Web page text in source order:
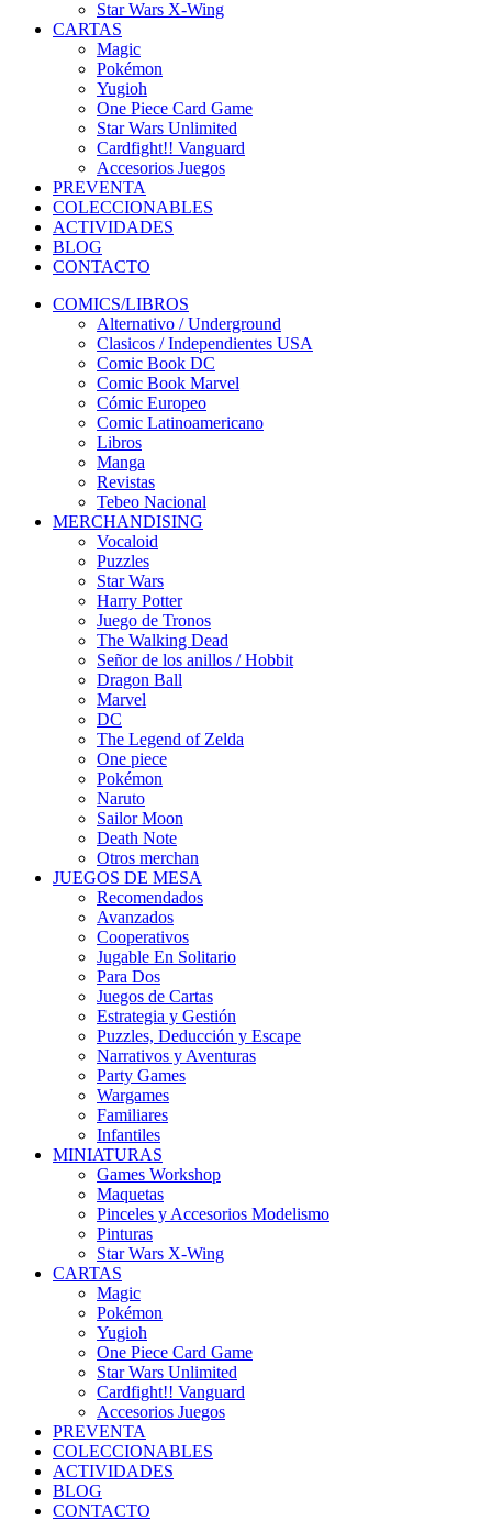
Star Wars X-Wing
CARTAS
Magic
Pokémon
Yugioh
One Piece Card Game
Star Wars Unlimited
Cardfight!! Vanguard
Accesorios Juegos
PREVENTA
COLECCIONABLES
ACTIVIDADES
BLOG
CONTACTO
COMICS/LIBROS
Alternativo / Underground
Clasicos / Independientes USA
Comic Book DC
Comic Book Marvel
Cómic Europeo
Comic Latinoamericano
Libros
Manga
Revistas
Tebeo Nacional
MERCHANDISING
Vocaloid
Puzzles
Star Wars
Harry Potter
Juego de Tronos
The Walking Dead
Señor de los anillos / Hobbit
Dragon Ball
Marvel
DC
The Legend of Zelda
One piece
Pokémon
Naruto
Sailor Moon
Death Note
Otros merchan
JUEGOS DE MESA
Recomendados
Avanzados
Cooperativos
Jugable En Solitario
Para Dos
Juegos de Cartas
Estrategia y Gestión
Puzzles, Deducción y Escape
Narrativos y Aventuras
Party Games
Wargames
Familiares
Infantiles
MINIATURAS
Games Workshop
Maquetas
Pinceles y Accesorios Modelismo
Pinturas
Star Wars X-Wing
CARTAS
Magic
Pokémon
Yugioh
One Piece Card Game
Star Wars Unlimited
Cardfight!! Vanguard
Accesorios Juegos
PREVENTA
COLECCIONABLES
ACTIVIDADES
BLOG
CONTACTO